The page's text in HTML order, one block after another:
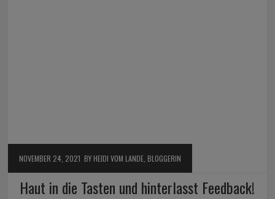
NOVEMBER 24, 2021 BY HEIDI VOM LANDE, BLOGGERIN
Haut in die Tasten und hinterlasst Feedback!